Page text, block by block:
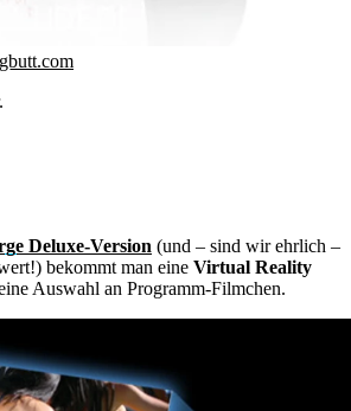
Deluxe-Version (und – sind wir ehrlich –
bekommt man eine Virtual Reality
Auswahl an Programm-Filmchen.